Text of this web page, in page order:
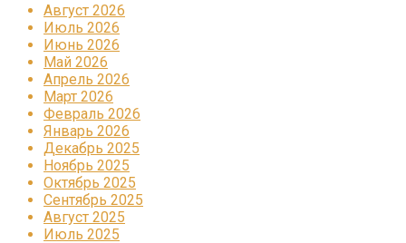
Август 2026
Июль 2026
Июнь 2026
Май 2026
Апрель 2026
Март 2026
Февраль 2026
Январь 2026
Декабрь 2025
Ноябрь 2025
Октябрь 2025
Сентябрь 2025
Август 2025
Июль 2025